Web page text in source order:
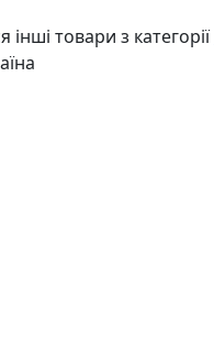
товари з категорії